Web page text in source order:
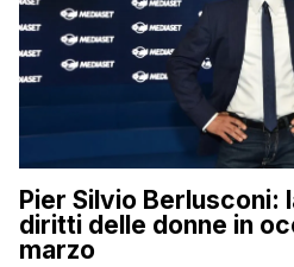
Pier Silvio Berlusconi:
diritti delle donne in
marzo